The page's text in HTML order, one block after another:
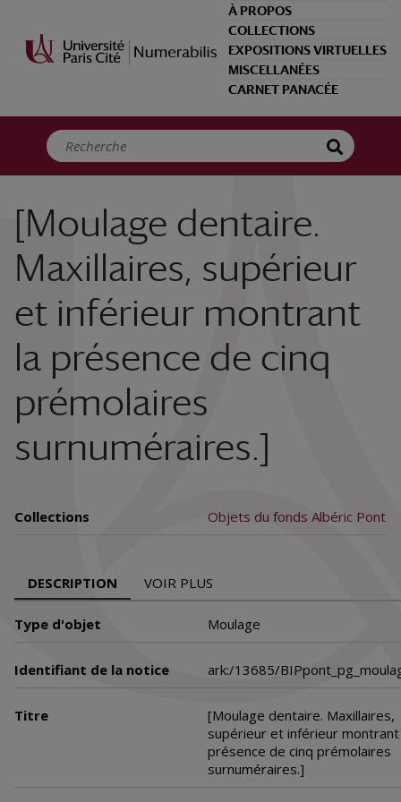
À PROPOS
COLLECTIONS
EXPOSITIONS VIRTUELLES
MISCELLANÉES
CARNET PANACÉE
[Moulage dentaire.
Maxillaires, supérieur
et inférieur montrant
la présence de cinq
prémolaires
surnuméraires.]
Collections Objets du fonds Albéric Pont
DESCRIPTION VOIR PLUS
Type d'objet Moulage
Identifiant de la notice ark:/13685/
Titre
[Moulage dentaire. Maxillaires,
supérieur et inférieur montrant
présence de cinq prémolaires
surnuméraires.]